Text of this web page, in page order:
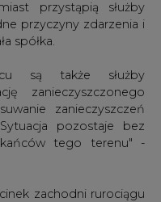
przystąpią służby
przyczyny zdarzenia i
spółka.
są także służby
zanieczyszczonego
zanieczyszczeń
pozostaje bez
tego terenu" -
zachodni rurociągu